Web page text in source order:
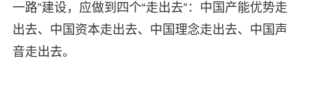
一路”建设，应做到四个“走出去”：中国产能优势走
出去、中国资本走出去、中国理念走出去、中国声
音走出去。